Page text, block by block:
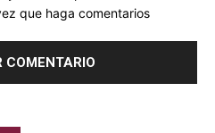
que haga comentarios